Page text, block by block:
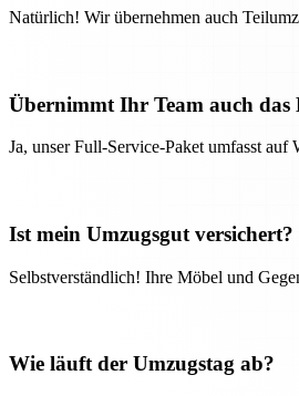
Natürlich! Wir übernehmen auch
Übernimmt Ihr Team auch das
Ja, unser Full-Service-Paket umfasst
Ist mein Umzugsgut versichert?
Selbstverständlich! Ihre Möbel und
Wie läuft der Umzugstag ab?